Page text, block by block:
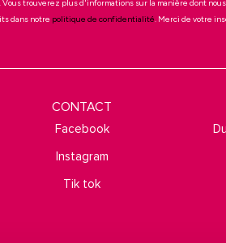
trouverez plus d'informations sur la manière dont
dans notre politique de confidentialité. Merci de votre
CONTACT
Facebook
Instagram
Tik tok